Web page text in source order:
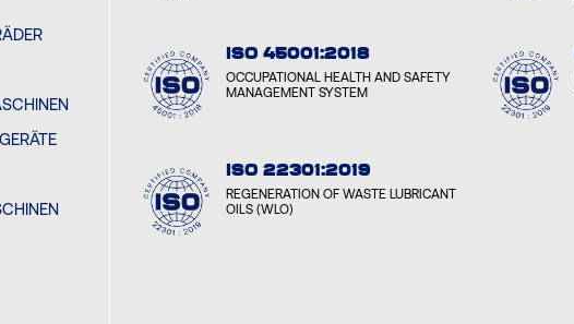
ISO 45001:2018
OCCUPATIONAL HEALTH AND SAFETY
MANAGEMENT SYSTEM
ISO 22301:2019
REGENERATION OF WASTE LUBRICANT
OILS (WLO)